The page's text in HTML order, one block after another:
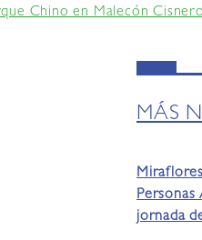
Chino en Malecón
MÁS
Personas
jornada